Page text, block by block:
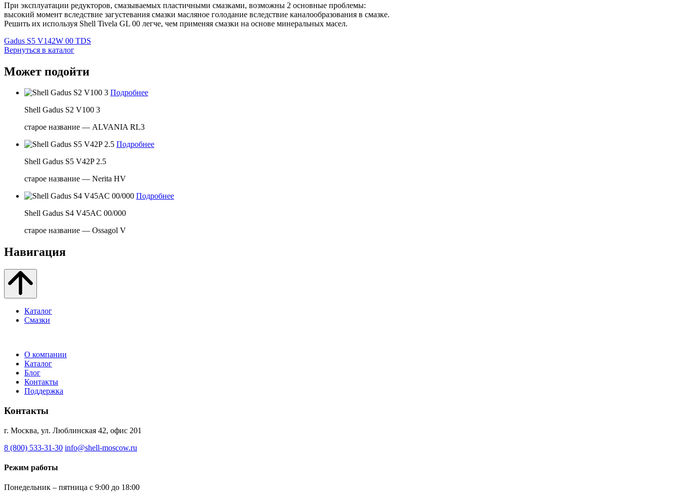
При эксплуатации редукторов, смазываемых пластичными смазками, возможны 2 основные проблемы:
высокий момент вследствие загустевания смазки масляное голодание вследствие каналообразования в смазке.
Решить их используя Shell Tivela GL 00 легче, чем применяя смазки на основе минеральных масел.
Gadus S5 V142W 00 TDS
Вернуться в каталог
Может подойти
Подробнее
Shell Gadus S2 V100 3
старое название — ALVANIA RL3
Подробнее
Shell Gadus S5 V42P 2.5
старое название — Nerita HV
Подробнее
Shell Gadus S4 V45AC 00/000
старое название — Ossagol V
Навигация
Каталог
Смазки
О компании
Каталог
Блог
Контакты
Поддержка
Контакты
г. Москва, ул. Люблинская 42, офис 201
8 (800) 533-31-30 info@shell-moscow.ru
Режим работы
Понедельник – пятница с 9:00 до 18:00